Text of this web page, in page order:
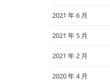
2021 年 6 月
2021 年 5 月
2021 年 2 月
2020 年 4 月